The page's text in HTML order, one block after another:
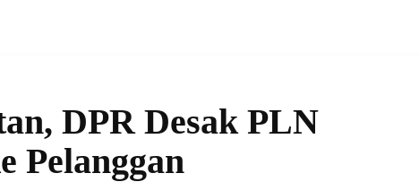
DPR Desak PLN
Pelanggan